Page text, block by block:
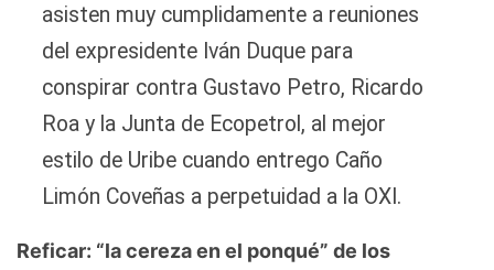
asisten muy cumplidamente a reuniones
del expresidente Iván Duque para
conspirar contra Gustavo Petro, Ricardo
Roa y la Junta de Ecopetrol, al mejor
estilo de Uribe cuando entrego Caño
Limón Coveñas a perpetuidad a la OXI.
Reficar: “la cereza en el ponqué” de los